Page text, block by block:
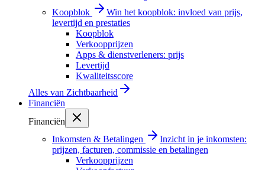
Koopblok
Win het koopblok: invloed van prijs,
levertijd en prestaties
Koopblok
Verkoopprijzen
Apps & dienstverleners: prijs
Levertijd
Kwaliteitsscore
Alles van Zichtbaarheid
Financiën
Financiën
Inkomsten & Betalingen
Inzicht in je inkomsten:
prijzen, facturen, commissie en betalingen
Verkoopprijzen